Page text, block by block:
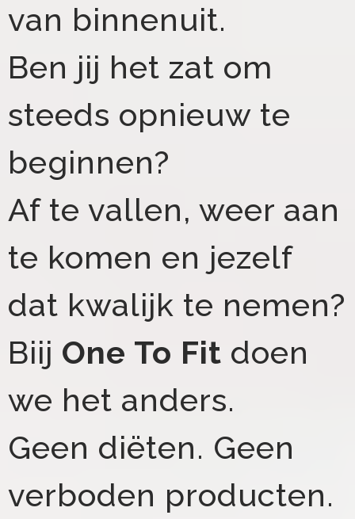
van binnenuit.
Ben jij het zat om
steeds opnieuw te
beginnen?
Af te vallen, weer aan
te komen en jezelf
dat kwalijk te nemen?
Biij One To Fit doen
we het anders.
Geen diëten. Geen
verboden producten.